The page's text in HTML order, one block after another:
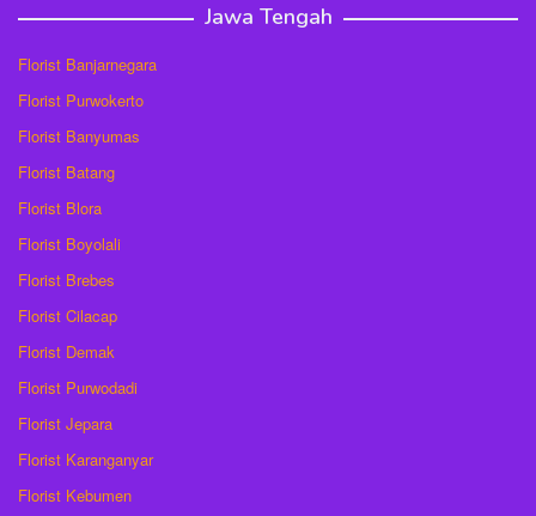
Jawa Tengah
Florist Banjarnegara
Florist Purwokerto
Florist Banyumas
Florist Batang
Florist Blora
Florist Boyolali
Florist Brebes
Florist Cilacap
Florist Demak
Florist Purwodadi
Florist Jepara
Florist Karanganyar
Florist Kebumen